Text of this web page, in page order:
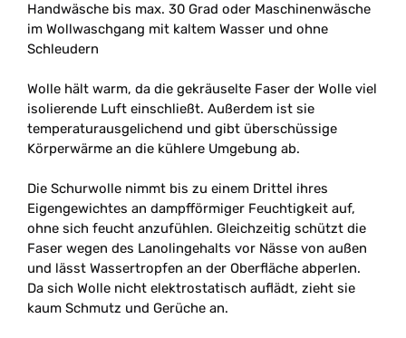
Handwäsche bis max. 30 Grad oder Maschinenwäsche
im Wollwaschgang mit kaltem Wasser und ohne
Schleudern
Wolle hält warm, da die gekräuselte Faser der Wolle viel
isolierende Luft einschließt. Außerdem ist sie
temperaturausgelichend und gibt überschüssige
Körperwärme an die kühlere Umgebung ab.
Die Schurwolle nimmt bis zu einem Drittel ihres
Eigengewichtes an dampfförmiger Feuchtigkeit auf,
ohne sich feucht anzufühlen. Gleichzeitig schützt die
Faser wegen des Lanolingehalts vor Nässe von außen
und lässt Wassertropfen an der Oberfläche abperlen.
Da sich Wolle nicht elektrostatisch auflädt, zieht sie
kaum Schmutz und Gerüche an.